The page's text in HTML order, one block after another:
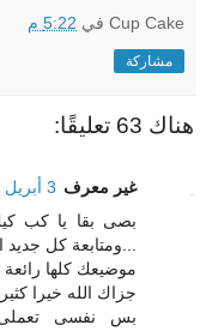
Cup Cake في 5:22 م
مشاركة
هناك 63 تعليقًا:
غير معرف 3 أبريل 2012 في 12:28 ص
بصى بقا يا كب
...ومتابعة كل
موضيعك كلها
جزاك الله خيرا
بس نفسى تعملى